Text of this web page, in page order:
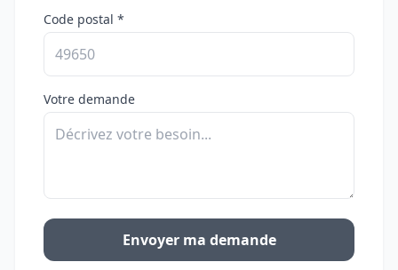
Code postal *
Votre demande
Envoyer ma demande